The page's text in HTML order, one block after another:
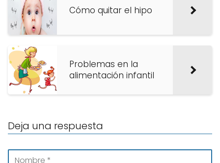
Cómo quitar el hipo
Problemas en la
alimentación infantil
Deja una respuesta